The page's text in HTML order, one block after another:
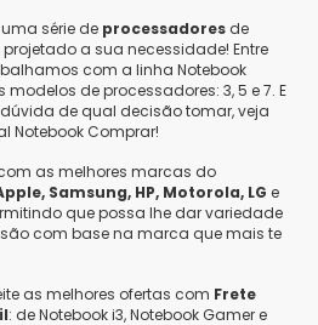
série de processadores de
a sua necessidade! Entre
com a linha Notebook
modelos de processadores: 3, 5 e 7. E
de qual decisão tomar, veja
Notebook Comprar!
as melhores marcas do
Samsung, HP, Motorola, LG e
que possa lhe dar variedade
com base na marca que mais te
as melhores ofertas com Frete
: de Notebook i3, Notebook Gamer e